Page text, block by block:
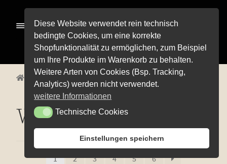
Navigation
springen
Inhalt
springen
Menü
Alle Pro­duk­te
Pre­mi­um-Wei­ne
Rot­wei­ne
Weiß­wei­ne
öffnen
Weiß­herbst-, Rosé- und Schillerweine
öffnen
Die fruch­ti­gen Vier
Start Alle Produkte Weinempfehlungen
Weinempfehlungen
1 2 3 4 5 6
Diese Website verwendet rein technisch
bedingte Cookies, um eine korrekte
Shopfunktionalität zu ermöglichen, zum Beispiel
um Ihre Produkte im Warenkorb zu behalten.
Weitere Arten von Cookies (Bsp. Tracking,
Analytics) werden nicht verwendet.
weitere Informationen
Technische Cookies
Technische Cookies
Einstellungen speichern